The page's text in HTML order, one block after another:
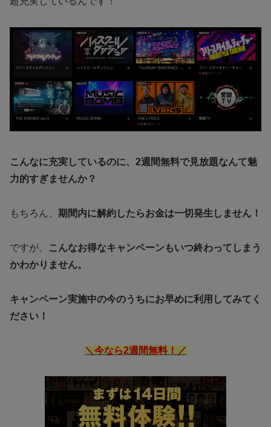
こんなに充実しているのに、2週間無料で見放題なんて魅
力的すぎませんか？
もちろん、 期間内に解約したらお金は一切発生しません！
ですが、
こんなお得なキャンペーンもいつ終わってしまう
かわかりません。
キャンペーン実施中の今のうちにお早めに利用してみてく
ださい！
＼今なら2週間無料！／